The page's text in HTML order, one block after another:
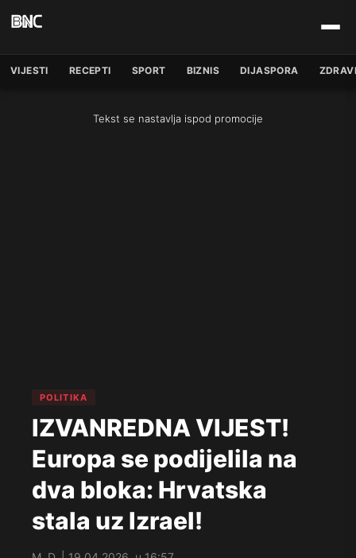
VIJESTI RECEPTI SPORT BIZNIS DIJASPORA
Tekst se nastavlja ispod promocije
POLITIKA
IZVANREDNA VIJEST!
Europa se podijelila na
dva bloka: Hrvatska
stala uz Izrael!